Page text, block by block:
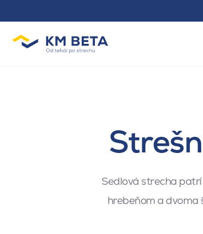
Sedlová strecha
hrebeňom a dvoma